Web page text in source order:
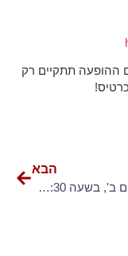
ההופעה תתקיים רק
הבא
22.7.24, יום ב', בשעה 20:30 – "מחזה חלום"